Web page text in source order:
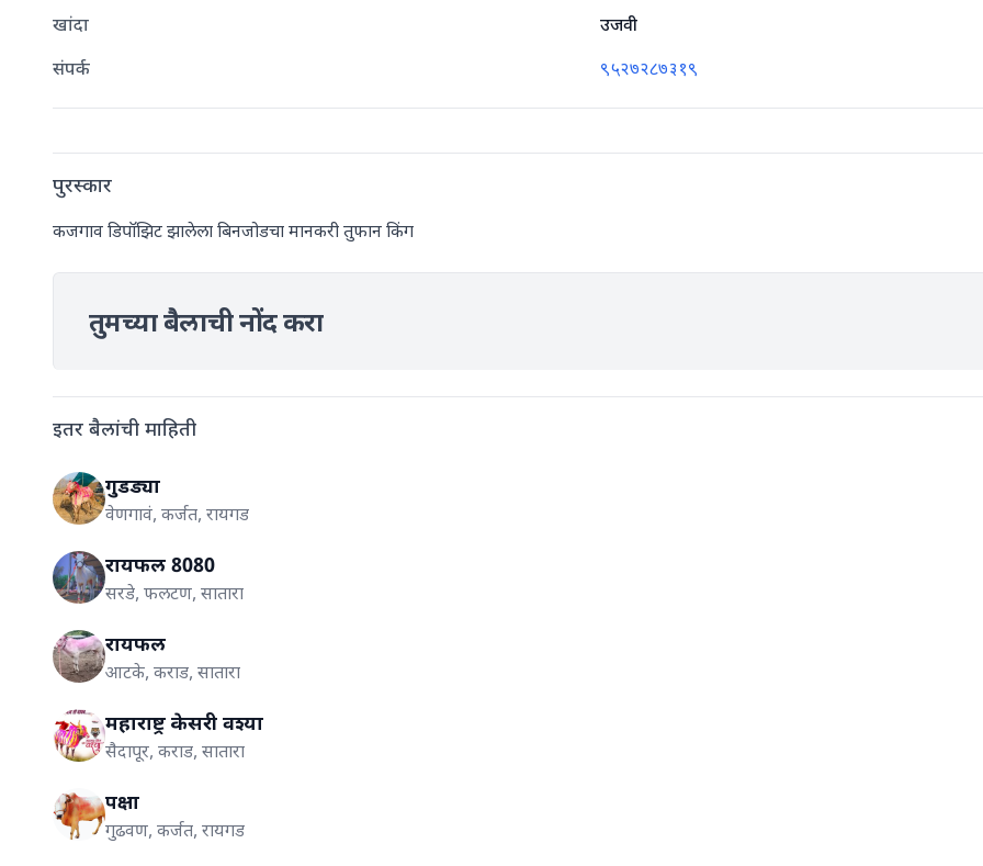
खांदा
उजवी
संपर्क
९५२७२८७३१९
पुरस्कार
कजगाव डिपॉझिट झालेला बिनजोडचा मानकरी तुफान किंग
तुमच्या बैलाची नोंद करा
इतर बैलांची माहिती
गुडड्या
वेणगावं, कर्जत, रायगड
रायफल 8080
सरडे, फलटण, सातारा
रायफल
आटके, कराड, सातारा
महाराष्ट्र केसरी वश्या
सैदापूर, कराड, सातारा
पक्षा
गुढवण, कर्जत, रायगड